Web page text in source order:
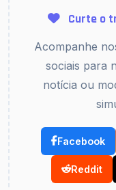
Curte o
Acompanhe
sociais para
notícia ou
Facebook
Reddit